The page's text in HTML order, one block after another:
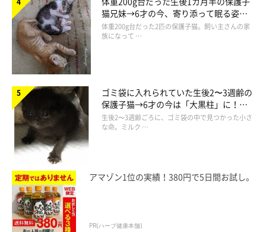
猫兄妹→6才の今、寄り添って眠る姿に
ほっこり！
体重200g台だった2匹の保護子猫。飼い主さんの家
族になって …
ゴミ袋に入れられていた生後2〜3週齢の
保護子猫→6才の今は「大黒柱」に！
美しい黒猫に成長した姿にグッとくる
生後2〜3週齢ごろに、ゴミ袋の中で見つかった小さ
な命。ミルク …
アマゾン1位の実績！380円で5日間お試し。
PR(ハーブ健康本舗)